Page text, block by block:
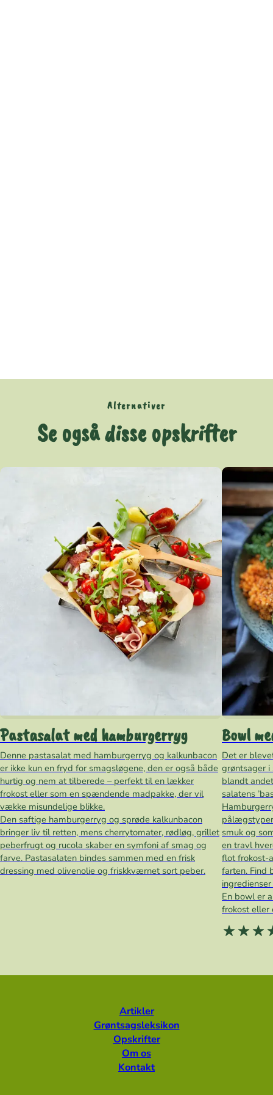
Alternativer
Se også disse opskrifter
Pastasalat med hamburgerryg
Denne pastasalat med hamburgerryg og kalkunbacon
er ikke kun en fryd for smagsløgene, den er også både
hurtig og nem at tilberede – perfekt til en lækker
frokost eller som en spændende madpakke, der vil
vække misundelige blikke.
Den saftige hamburgerryg og sprøde kalkunbacon
bringer liv til retten, mens cherrytomater, rødløg, grillet
peberfrugt og rucola skaber en symfoni af smag og
farve. Pastasalaten bindes sammen med en frisk
dressing med olivenolie og friskkværnet sort peber.
Bowl
Det er
grøntsager i
blandt
salatens
smuk og
en travl
flot frokost-
farten. Find
En bowl er
frokost eller
Artikler
Grøntsagsleksikon
Opskrifter
Om os
Kontakt